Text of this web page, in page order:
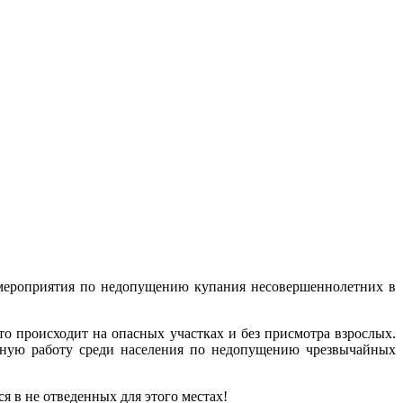
по недопущению купания несовершеннолетних в
происходит на опасных участках и без присмотра взрослых.
работу среди населения по недопущению чрезвычайных
в не отведенных для этого местах!